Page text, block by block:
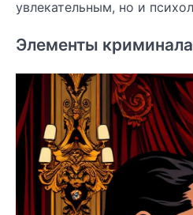
увлекательным, но и
Элементы